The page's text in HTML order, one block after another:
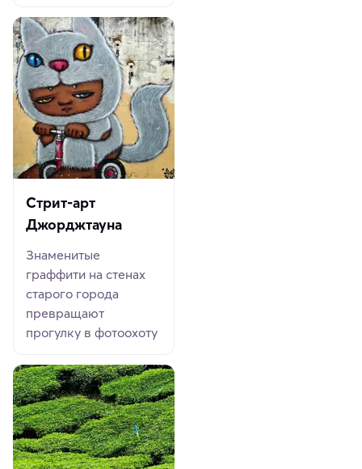
Стрит-арт
Джорджтауна
Знаменитые
граффити на стенах
старого города
превращают
прогулку в фотоохоту